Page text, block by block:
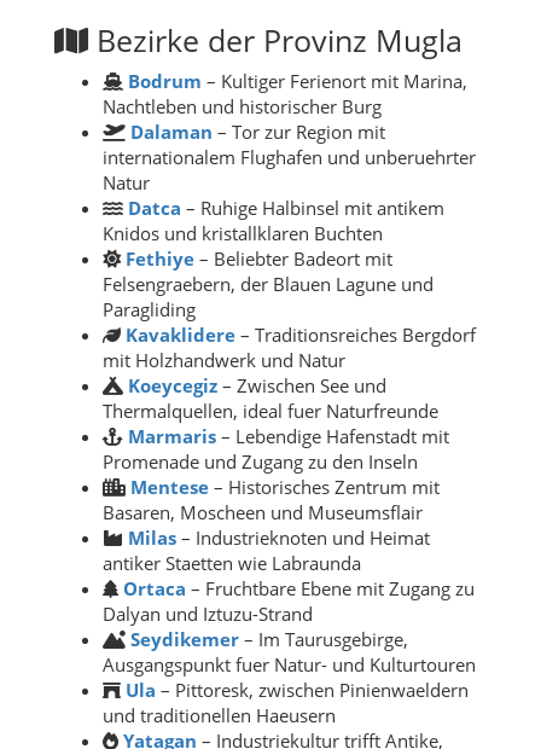
Bezirke der Provinz Mugla
Bodrum – Kultiger Ferienort mit Marina,
Nachtleben und historischer Burg
Dalaman – Tor zur Region mit
internationalem Flughafen und unberuehrter
Natur
Datca – Ruhige Halbinsel mit antikem
Knidos und kristallklaren Buchten
Fethiye – Beliebter Badeort mit
Felsengraebern, der Blauen Lagune und
Paragliding
Kavaklidere – Traditionsreiches Bergdorf
mit Holzhandwerk und Natur
Koeycegiz – Zwischen See und
Thermalquellen, ideal fuer Naturfreunde
Marmaris – Lebendige Hafenstadt mit
Promenade und Zugang zu den Inseln
Mentese – Historisches Zentrum mit
Basaren, Moscheen und Museumsflair
Milas – Industrieknoten und Heimat
antiker Staetten wie Labraunda
Ortaca – Fruchtbare Ebene mit Zugang zu
Dalyan und Iztuzu-Strand
Seydikemer – Im Taurusgebirge,
Ausgangspunkt fuer Natur- und Kulturtouren
Ula – Pittoresk, zwischen Pinienwaeldern
und traditionellen Haeusern
Yatagan – Industriekultur trifft Antike,